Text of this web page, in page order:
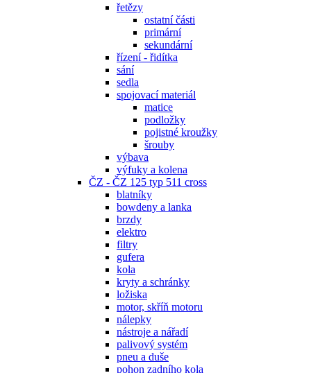
řetězy
ostatní části
primární
sekundární
řízení - řidítka
sání
sedla
spojovací materiál
matice
podložky
pojistné kroužky
šrouby
výbava
výfuky a kolena
ČZ - ČZ 125 typ 511 cross
blatníky
bowdeny a lanka
brzdy
elektro
filtry
gufera
kola
kryty a schránky
ložiska
motor, skříň motoru
nálepky
nástroje a nářadí
palivový systém
pneu a duše
pohon zadního kola